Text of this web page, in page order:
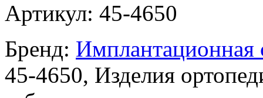
Артикул: 45-4650
Бренд: Имплантационная
45-4650, Изделия